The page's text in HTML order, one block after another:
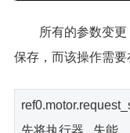
所有的参数变
保存，而该操作需要
先将执行器 失能